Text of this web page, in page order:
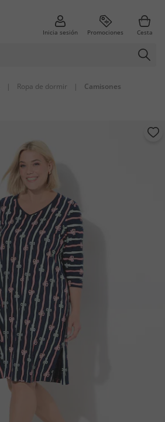
Inicia sesión Promociones Cesta
| Ropa de dormir | Camisones